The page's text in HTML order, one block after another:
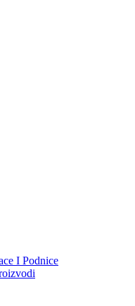
I Podnice